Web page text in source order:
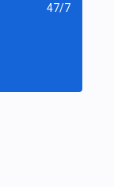
47/7